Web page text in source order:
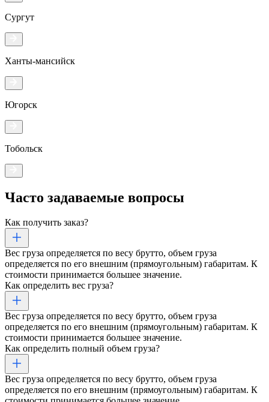
Сургут
Ханты-мансийск
Югорск
Тобольск
Часто задаваемые вопросы
Как получить заказ?
Вес груза определяется по весу брутто, объем груза
определяется по его внешним (прямоугольным) габаритам. К
стоимости принимается большее значение.
Как определить вес груза?
Вес груза определяется по весу брутто, объем груза
определяется по его внешним (прямоугольным) габаритам. К
стоимости принимается большее значение.
Как определить полный объем груза?
Вес груза определяется по весу брутто, объем груза
определяется по его внешним (прямоугольным) габаритам. К